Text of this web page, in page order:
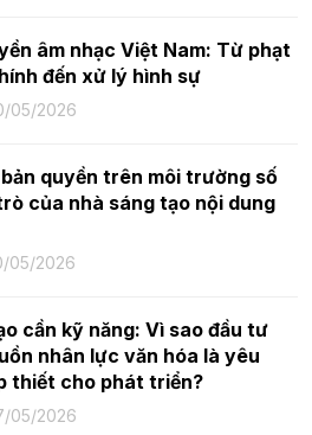
âm nhạc Việt Nam: Từ phạt
đến xử lý hình sự
05/2026
bản quyền trên môi trường số
của nhà sáng tạo nội dung
05/2026
cần kỹ năng: Vì sao đầu tư
nhân lực văn hóa là yêu
thiết cho phát triển?
05/2026